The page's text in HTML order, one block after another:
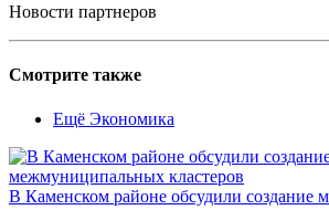
Новости партнеров
Смотрите также
Ещё Экономика
В Каменском районе обсудили создание